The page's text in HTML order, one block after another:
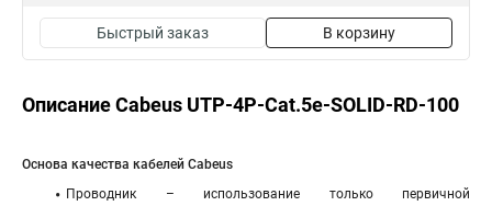
Быстрый заказ В корзину
Описание Cabeus UTP-4P-Cat.5e-SOLID-RD-100
Основа качества кабелей Cabeus
Проводник – использование только первичной